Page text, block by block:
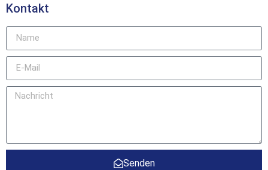
Kontakt
Senden